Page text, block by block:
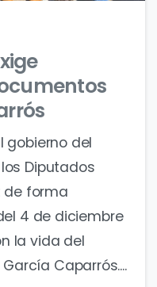
gobierno del
Diputados
de forma
4 de diciembre
la vida del
Caparrós....